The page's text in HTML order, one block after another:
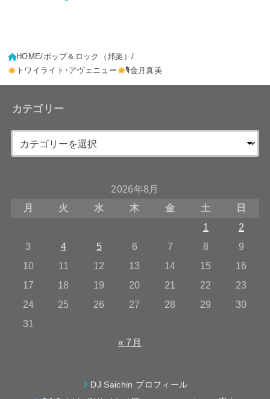
HOME ポップ＆ロック（邦楽）
トワイライト･アヴェニュー
🎙金月真美
カテゴリー
2026年8月
月
火 水 木 金 土
日
1
2
3
4 5 6 7 8
9
10
11 12 13 14 15
16
17
18 19 20 21 22
23
24
25 26 27 28 29
30
31
« 7月
DJ Saichin プロフィール